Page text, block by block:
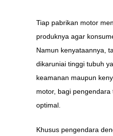
Tiap pabrikan motor
produknya agar
Namun kenyataannya,
dikaruniai tinggi tubuh
keamanan maupun
motor, bagi pengendara
optimal.
Khusus pengendara